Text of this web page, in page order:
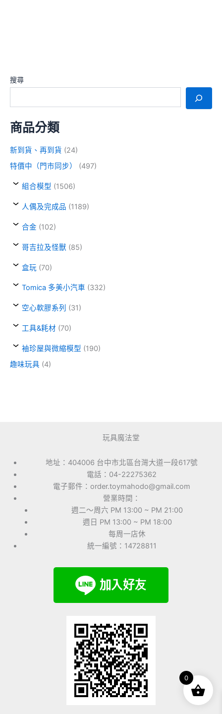
搜尋
商品分類
新到貨、再到貨 (24)
特價中（門市同步）
(497)
組合模型 (1506)
人偶及完成品 (1189)
合金 (102)
哥吉拉及怪獸 (85)
盒玩 (70)
Tomica 多美小汽車 (332)
空心軟膠系列 (31)
工具&耗材 (70)
袖珍屋與微縮模型 (190)
趣味玩具 (4)
玩具魔法堂
地址：404006 台中市北區台灣大道一段617號
電話：04-22275362
電子郵件：order.toymahodo@gmail.com
營業時間：
週二～周六 PM 13:00 ~ PM 21:00
週日 PM 13:00 ~ PM 18:00
每周一店休
統一編號：14728811
0